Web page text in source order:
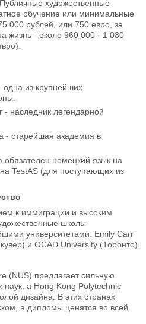
художественные
обучение или минимальные
000 рублей, или 750 евро, за
жизнь - около 960 000 - 1 080
одна из крупнейших
наследник легендарной
- старейшая академия в
немецкий язык на
TestAS (для поступающих из
к иммиграции и высоким
школы
университетами: Emily Carr
и OCAD University (Торонто).
(NUS) предлагает сильную
наук, а Hong Kong Polytechnic
дизайна. В этих странах
а дипломы ценятся во всей